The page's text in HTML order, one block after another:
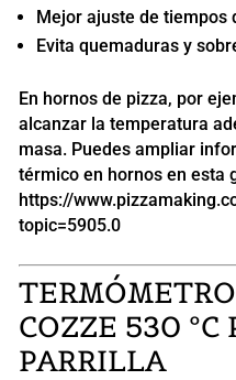
Mejor ajuste de tiempos
Evita quemaduras y
En hornos de pizza, por
alcanzar la temperatura
masa. Puedes ampliar
térmico en hornos en esta
https://
topic=5905.0
COZZE 530 ºC
PARRILLA